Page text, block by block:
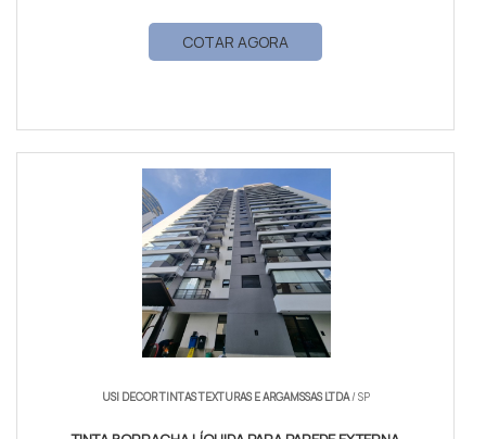
COTAR AGORA
USI DECOR TINTAS TEXTURAS E ARGAMSSAS LTDA/ SP